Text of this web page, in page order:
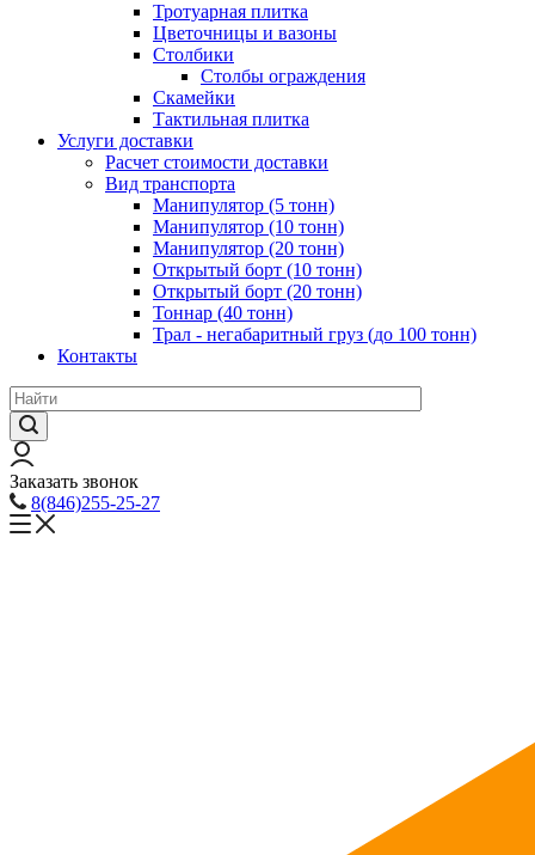
Тротуарная плитка
Цветочницы и вазоны
Столбики
Столбы ограждения
Скамейки
Тактильная плитка
Услуги доставки
Расчет стоимости доставки
Вид транспорта
Манипулятор (5 тонн)
Манипулятор (10 тонн)
Манипулятор (20 тонн)
Открытый борт (10 тонн)
Открытый борт (20 тонн)
Тоннар (40 тонн)
Трал - негабаритный груз (до 100 тонн)
Контакты
Заказать звонок
8(846)255-25-27